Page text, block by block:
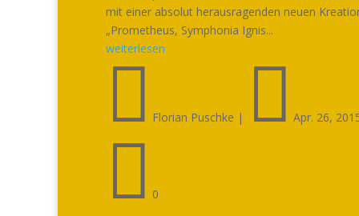
mit einer absolut herausragenden neuen
„Prometheus, Symphonia Ignis...
weiterlesen
 Florian Puschke |  Apr. 26,
 0